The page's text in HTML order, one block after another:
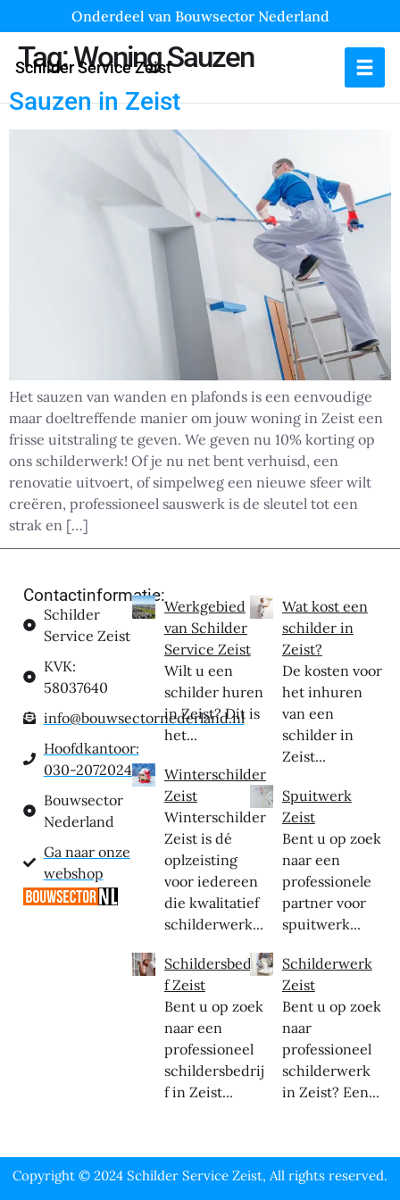
Onderdeel van Bouwsector Nederland
Schilder Service Zeist
Tag:Woning Sauzen
Sauzen in Zeist
Het sauzen van wanden en plafonds is een eenvoudige
maar doeltreffende manier om jouw woning in Zeist een
frisse uitstraling te geven. We geven nu 10% korting op
ons schilderwerk! Of je nu net bent verhuisd, een
renovatie uitvoert, of simpelweg een nieuwe sfeer wilt
creëren, professioneel sauswerk is de sleutel tot een
strak en […]
Contactinformatie:
Schilder
Service Zeist
KVK:
58037640
info@bouwsectornederland.nl
Hoofdkantoor:
030-2072024
Bouwsector
Nederland
Ga naar onze
webshop
Werkgebied
van Schilder
Service Zeist
Wilt u een
schilder huren
in Zeist? Dit is
het...
Winterschilder
Zeist
Winterschilder
Zeist is dé
oplzeisting
voor iedereen
die kwalitatief
schilderwerk...
Schildersbedrij
f Zeist
Bent u op zoek
naar een
professioneel
schildersbedrij
f in Zeist...
Wat kost een
schilder in
Zeist?
De kosten voor
het inhuren
van een
schilder in
Zeist...
Spuitwerk
Zeist
Bent u op zoek
naar een
professionele
partner voor
spuitwerk...
Schilderwerk
Zeist
Bent u op zoek
naar
professioneel
schilderwerk
in Zeist? Een...
Copyright © 2024 Schilder Service Zeist, All rights reserved.